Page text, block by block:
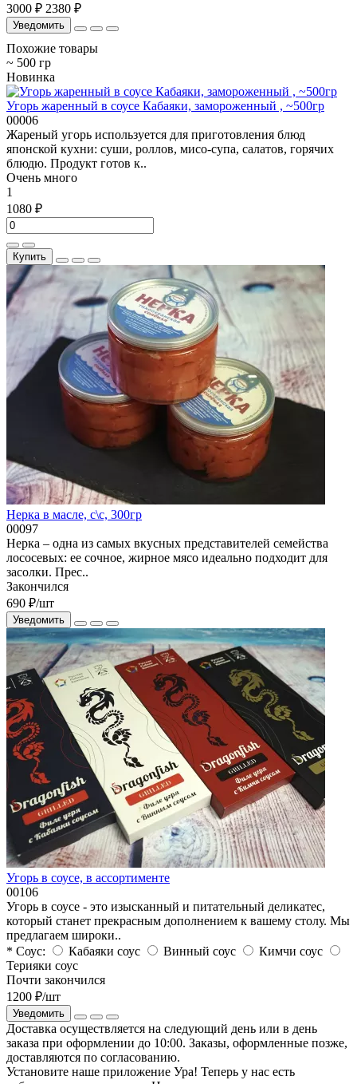
3000 ₽ 2380 ₽
Уведомить
Похожие товары
~ 500 гр
Новинка
Угорь жаренный в соусе Кабаяки, замороженный , ~500гр
00006
Жареный угорь используется для приготовления блюд
японской кухни: суши, роллов, мисо-супа, салатов, горячих
блюдю. Продукт готов к..
Очень много
1
1080 ₽
Купить
Нерка в масле, с\с, 300гр
00097
Нерка – одна из самых вкусных представителей семейства
лососевых: ее сочное, жирное мясо идеально подходит для
засолки. Прес..
Закончился
690 ₽/шт
Уведомить
Угорь в соусе, в ассортименте
00106
Угорь в соусе - это изысканный и питательный деликатес,
который станет прекрасным дополнением к вашему столу. Мы
предлагаем широки..
* Соус:
Кабаяки соус Винный соус
Кимчи соус
Терияки соус
Почти закончился
1200 ₽/шт
Уведомить
Доставка осуществляется на следующий день или в день
заказа при оформлении до 10:00. Заказы, оформленные позже,
доставляются по согласованию.
Установите наше приложение Ура! Теперь у нас есть